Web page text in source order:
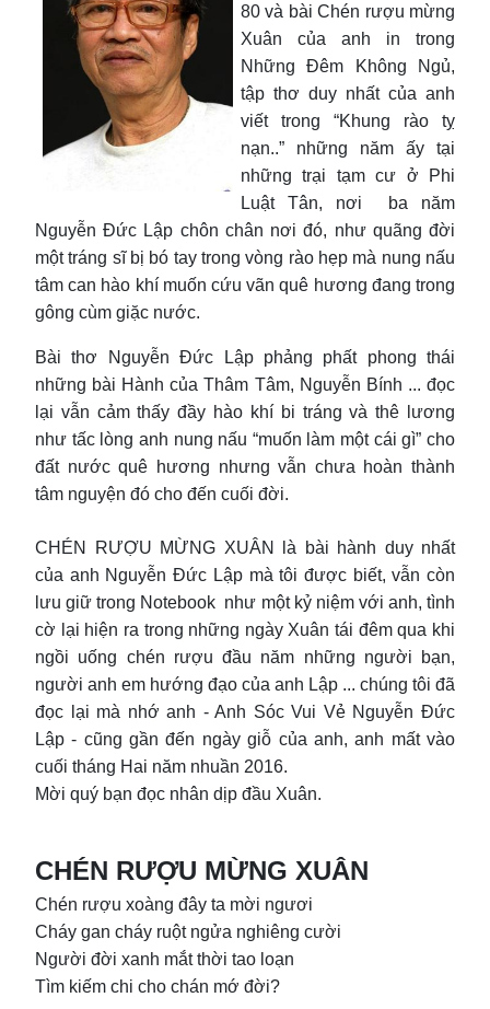
80 và bài Chén rượu mừng
Xuân của anh in trong
Những Đêm Không Ngủ,
tập thơ duy nhất của anh
viết trong “Khung rào tỵ
nạn..” những năm ấy tại
những trại tạm cư ở Phi
Luật Tân, nơi ba năm
Nguyễn Đức Lập chôn chân nơi đó, như quãng đời
một tráng sĩ bị bó tay trong vòng rào hẹp mà nung nấu
tâm can hào khí muốn cứu vãn quê hương đang trong
gông cùm giặc nước.
Bài thơ Nguyễn Đức Lập phảng phất phong thái
những bài Hành của Thâm Tâm, Nguyễn Bính ... đọc
lại vẫn cảm thấy đầy hào khí bi tráng và thê lương
như tấc lòng anh nung nấu “muốn làm một cái gì” cho
đất nước quê hương nhưng vẫn chưa hoàn thành
tâm nguyện đó cho đến cuối đời.
CHÉN RƯỢU MỪNG XUÂN là bài hành duy nhất
của anh Nguyễn Đức Lập mà tôi được biết, vẫn còn
lưu giữ trong Notebook như một kỷ niệm với anh, tình
cờ lại hiện ra trong những ngày Xuân tái đêm qua khi
ngồi uống chén rượu đầu năm những người bạn,
người anh em hướng đạo của anh Lập ... chúng tôi đã
đọc lại mà nhớ anh - Anh Sóc Vui Vẻ Nguyễn Đức
Lập - cũng gần đến ngày giỗ của anh, anh mất vào
cuối tháng Hai năm nhuần 2016.
Mời quý bạn đọc nhân dịp đầu Xuân.
CHÉN RƯỢU MỪNG XUÂN
Chén rượu xoàng đây ta mời ngươi
Cháy gan cháy ruột ngửa nghiêng cười
Người đời xanh mắt thời tao loạn
Tìm kiếm chi cho chán mớ đời?